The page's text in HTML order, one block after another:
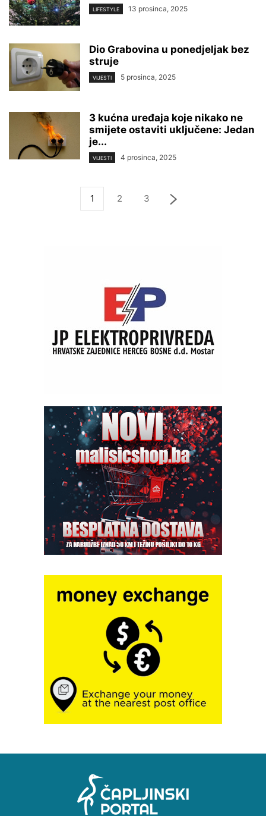
LIFESTYLE 13 prosinca, 2025
Dio Grabovina u ponedjeljak bez
struje
VIJESTI 5 prosinca, 2025
3 kućna uređaja koje nikako ne
smijete ostaviti uključene: Jedan
je...
VIJESTI 4 prosinca, 2025
1 2 3